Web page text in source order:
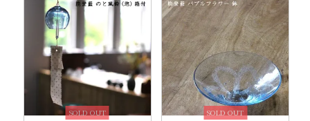
SOLD OUT SOLD OUT